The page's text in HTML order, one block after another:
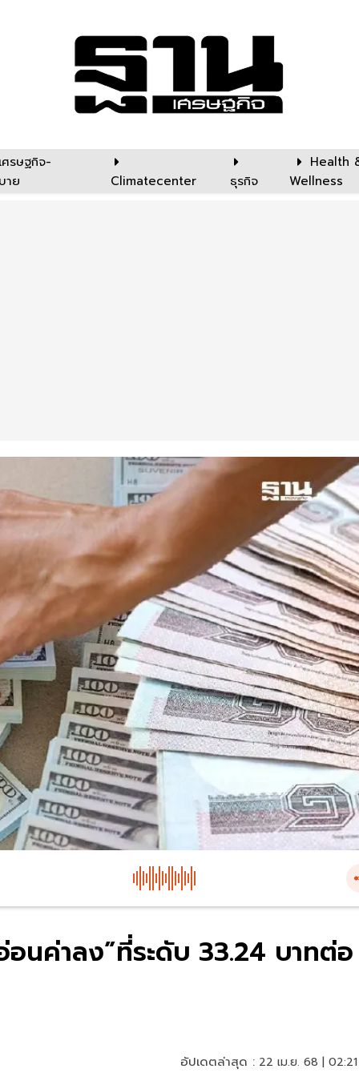
ศรษฐกิจ-
าย
Climatecenter ธุรกิจ
Health
Wellness
อนค่าลง”ที่ระดับ 33.24 บาทต่อ
อัปเดตล่าสุด : 22 เม.ย. 68 |